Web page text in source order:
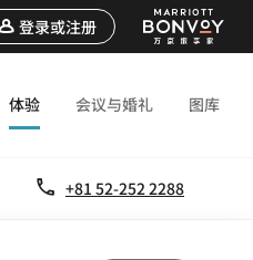
登录或注册
体验 会议与婚礼 图库
+81 52-252 2288